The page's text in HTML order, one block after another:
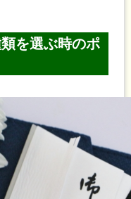
を選ぶ時のポ